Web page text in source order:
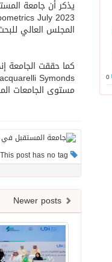
المجلس العالي
مستوى الجامعات